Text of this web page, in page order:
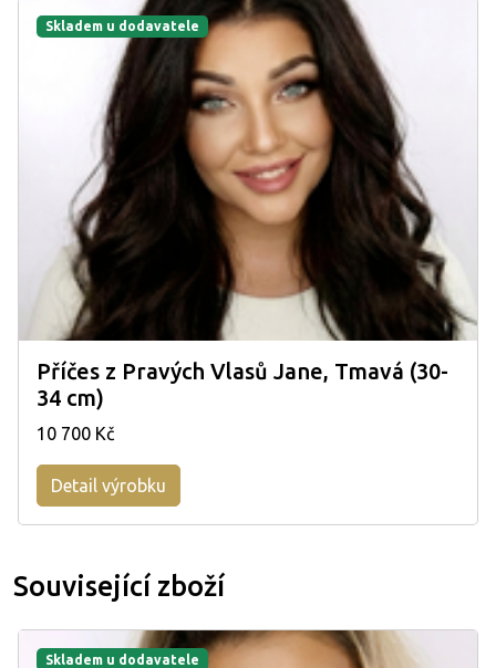
Skladem u dodavatele
Příčes z Pravých Vlasů Jane, Tmavá (30-
34 cm)
10 700 Kč
Detail výrobku
Související zboží
Skladem u dodavatele